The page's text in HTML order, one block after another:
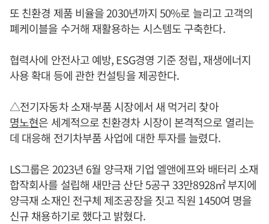
또 친환경 제품 비율을 2030년까지 50%로 늘리고 고객의
폐케이블을 수거해 재활용하는 시스템도 구축한다.
협력사에 안전사고 예방, ESG경영 기준 정립, 재생에너지
사용 확대 등에 관한 컨설팅을 제공한다.
△전기자동차 소재·부품 시장에서 새 먹거리 찾아
명노현은 세계적으로 친환경차 시장이 본격적으로 열리는
데 대응해 전기차부품 사업에 대한 투자를 늘렸다.
LS그룹은 2023년 6월 양극재 기업 엘앤에프와 배터리 소재
합작회사를 설립해 새만금 산단 5공구 33만8928㎡ 부지에
양극재 소재인 전구체 제조공장을 짓고 직원 1450여 명을
신규 채용하기로 했다고 밝혔다.